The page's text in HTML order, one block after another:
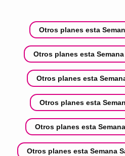
Otros planes esta
Otros planes esta
Otros planes esta
Otros planes esta
Otros planes esta
Otros planes esta Semana